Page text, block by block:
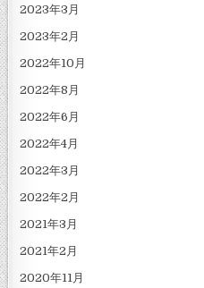
2023年3月
2023年2月
2022年10月
2022年8月
2022年6月
2022年4月
2022年3月
2022年2月
2021年3月
2021年2月
2020年11月